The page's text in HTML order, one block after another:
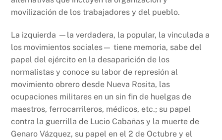
movilización de los trabajadores y del pueblo.
La izquierda —la verdadera, la popular, la vinculada a
los movimientos sociales— tiene memoria, sabe del
papel del ejército en la desaparición de los
normalistas y conoce su labor de represión al
movimiento obrero desde Nueva Rosita, las
ocupaciones militares en un sin fin de huelgas de
maestros, ferrocarrileros, médicos, etc.; su papel
contra la guerrilla de Lucio Cabañas y la muerte de
Genaro Vázquez, su papel en el 2 de Octubre y el